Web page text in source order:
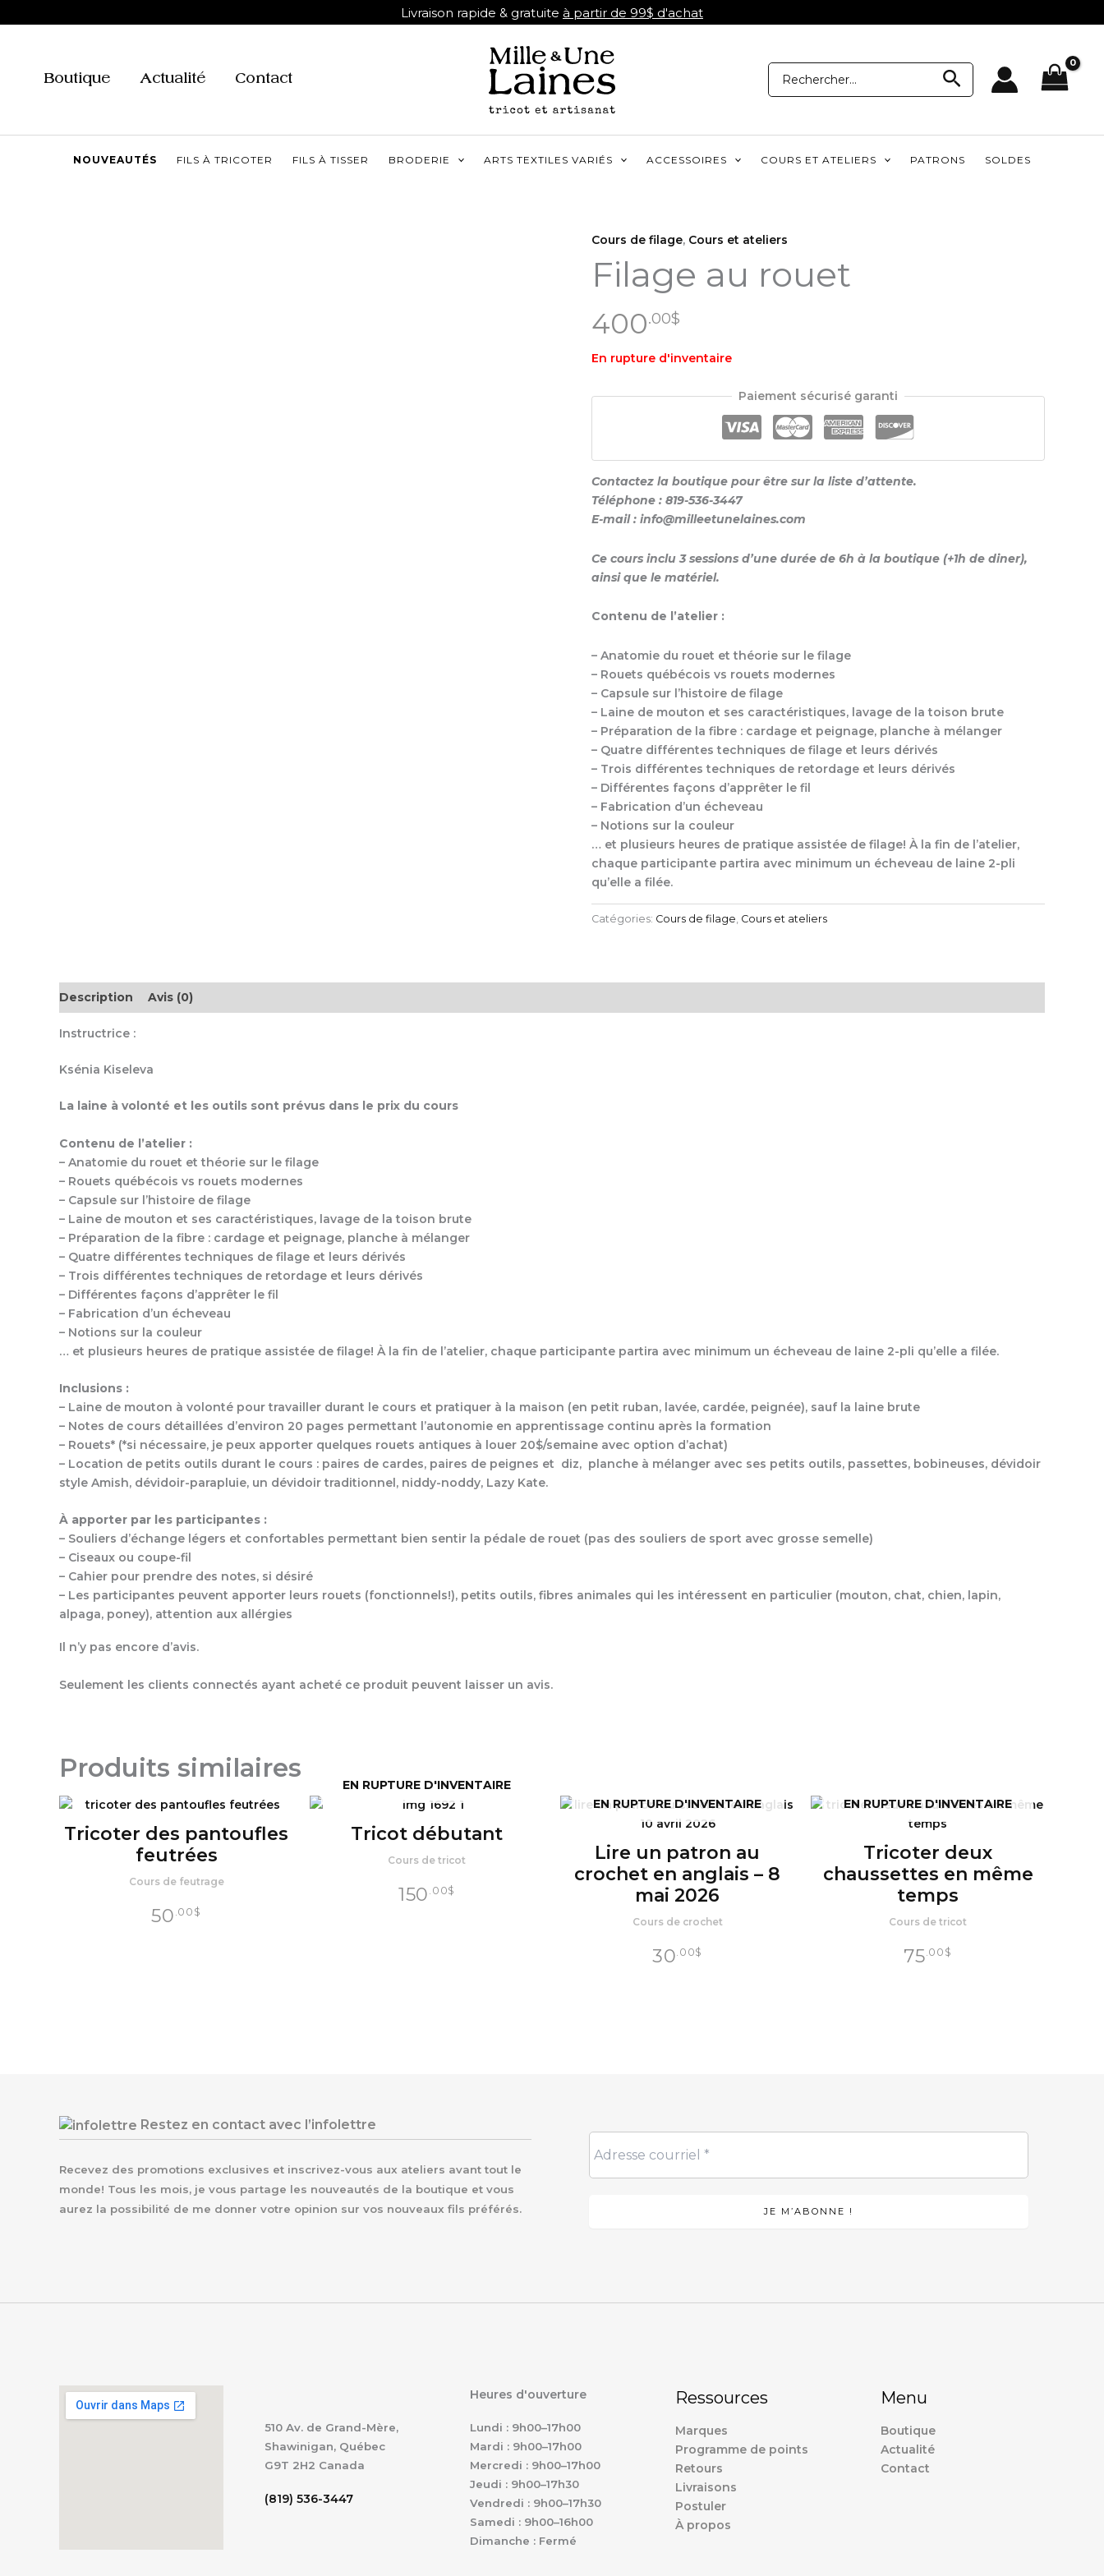
au
Livraison rapide & gratuite à partir de 99$ d'achat
Boutique Actualité Contact
Recherche
pour:
Recherche
NOUVEAUTÉS FILS À TRICOTER FILS À TISSER BRODERIE ARTS TEXTILES VARIÉS ACCESSOIRES COURS ET ATELIERS PATRONS SOLDES
Cours de filage, Cours et ateliers
Filage au rouet
400.00$
En rupture d'inventaire
Paiement sécurisé garanti
Contactez la boutique pour être sur la liste d’attente.
Téléphone : 819-536-3447
E-mail : info@milleetunelaines.com
Ce cours inclu 3 sessions d’une durée de 6h à la boutique (+1h de diner),
ainsi que le matériel.
Contenu de l’atelier :
– Anatomie du rouet et théorie sur le filage
– Rouets québécois vs rouets modernes
– Capsule sur l’histoire de filage
– Laine de mouton et ses caractéristiques, lavage de la toison brute
– Préparation de la fibre : cardage et peignage, planche à mélanger
– Quatre différentes techniques de filage et leurs dérivés
– Trois différentes techniques de retordage et leurs dérivés
– Différentes façons d’apprêter le fil
– Fabrication d’un écheveau
– Notions sur la couleur
… et plusieurs heures de pratique assistée de filage! À la fin de l’atelier,
chaque participante partira avec minimum un écheveau de laine 2-pli
qu’elle a filée.
Catégories: Cours de filage, Cours et ateliers
Description Avis (0)
Instructrice :
Ksénia Kiseleva
La laine à volonté et les outils sont prévus dans le prix du cours
Contenu de l’atelier :
– Anatomie du rouet et théorie sur le filage
– Rouets québécois vs rouets modernes
– Capsule sur l’histoire de filage
– Laine de mouton et ses caractéristiques, lavage de la toison brute
– Préparation de la fibre : cardage et peignage, planche à mélanger
– Quatre différentes techniques de filage et leurs dérivés
– Trois différentes techniques de retordage et leurs dérivés
– Différentes façons d’apprêter le fil
– Fabrication d’un écheveau
– Notions sur la couleur
… et plusieurs heures de pratique assistée de filage! À la fin de l’atelier, chaque participante partira avec minimum un écheveau de laine 2-pli qu’elle a filée.
Inclusions :
– Laine de mouton à volonté pour travailler durant le cours et pratiquer à la maison (en petit ruban, lavée, cardée, peignée), sauf la laine brute
– Notes de cours détaillées d’environ 20 pages permettant l’autonomie en apprentissage continu après la formation
– Rouets* (*si nécessaire, je peux apporter quelques rouets antiques à louer 20$/semaine avec option d’achat)
– Location de petits outils durant le cours : paires de cardes, paires de peignes et diz, planche à mélanger avec ses petits outils, passettes, bobineuses, dévidoir
style Amish, dévidoir-parapluie, un dévidoir traditionnel, niddy-noddy, Lazy Kate.
À apporter par les participantes :
– Souliers d’échange légers et confortables permettant bien sentir la pédale de rouet (pas des souliers de sport avec grosse semelle)
– Ciseaux ou coupe-fil
– Cahier pour prendre des notes, si désiré
– Les participantes peuvent apporter leurs rouets (fonctionnels!), petits outils, fibres animales qui les intéressent en particulier (mouton, chat, chien, lapin,
alpaga, poney), attention aux allérgies
Il n’y pas encore d’avis.
Seulement les clients connectés ayant acheté ce produit peuvent laisser un avis.
Produits similaires
Tricoter des pantoufles
feutrées
Cours de feutrage
50 .00 $
EN RUPTURE D'INVENTAIRE
Tricot débutant
Cours de tricot
150 .00$
EN RUPTURE D'INVENTAIRE
Lire un patron au
crochet en anglais – 8
mai 2026
Cours de crochet
30 .00$
EN RUPTURE D'INVENTAIRE
Tricoter deux
chaussettes en même
temps
Cours de tricot
75 .00 $
Restez en contact avec l’infolettre
Recevez des promotions exclusives et inscrivez-vous aux ateliers avant tout le
monde! Tous les mois, je vous partage les nouveautés de la boutique et vous
aurez la possibilité de me donner votre opinion sur vos nouveaux fils préférés.
510 Av. de Grand-Mère,
Shawinigan, Québec
G9T 2H2 Canada
(819) 536-3447
Heures d'ouverture
Lundi : 9h00–17h00
Mardi : 9h00–17h00
Mercredi : 9h00–17h00
Jeudi : 9h00–17h30
Vendredi : 9h00–17h30
Samedi : 9h00–16h00
Dimanche : Fermé
Ressources
Marques
Programme de points
Retours
Livraisons
Postuler
À propos
Menu
Boutique
Actualité
Contact